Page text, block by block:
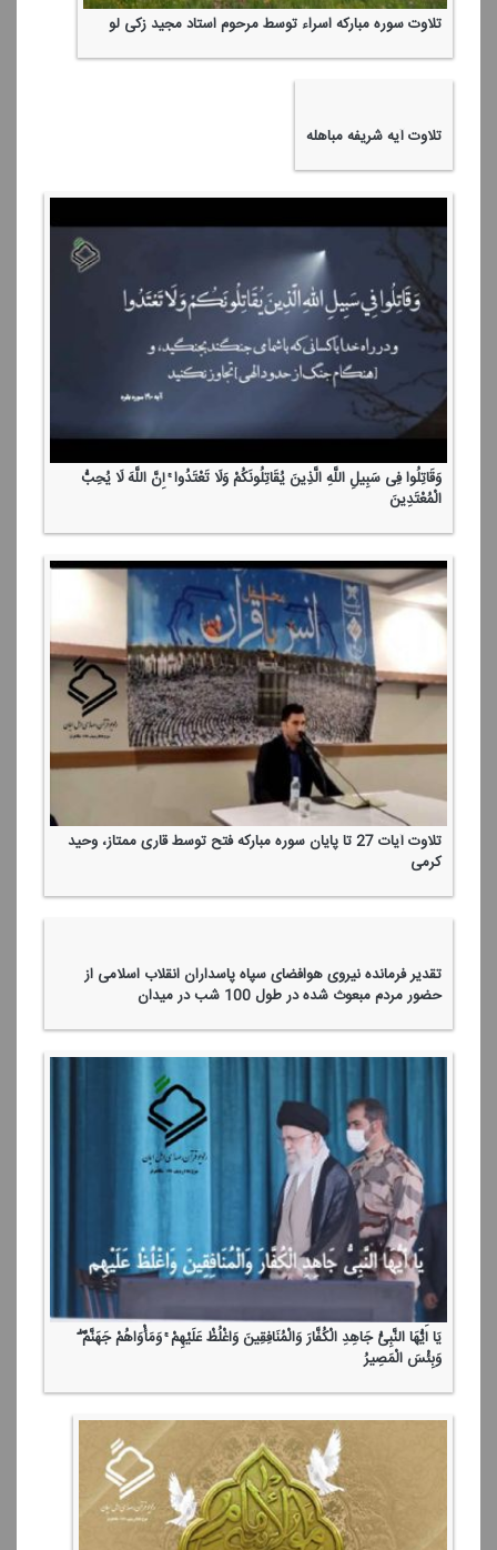
تلاوت سوره مباركه اسراء توسط مرحوم استاد مجید زكی لو
تلاوت آیه شریفه مباهله
وَقَاتِلُوا فِی سَبِیلِ اللَّهِ الَّذِینَ یُقَاتِلُونَكُمْ وَلَا تَعْتَدُوا ۚ إِنَّ اللَّهَ لَا یُحِبُّ
الْمُعْتَدِینَ
تلاوت آیات 27 تا پایان سوره مباركه فتح توسط قاری ممتاز، وحید
كرمی
تقدیر فرمانده نیروی هوافضای سپاه پاسداران انقلاب اسلامی از
حضور مردم مبعوث شده در طول 100 شب در میدان
یَا أَیُّهَا النَّبِیُّ جَاهِدِ الْكُفَّارَ وَالْمُنَافِقِینَ وَاغْلُظْ عَلَیْهِمْ ۚ وَمَأْوَاهُمْ جَهَنَّمُ ۖ
وَبِئْسَ الْمَصِیرُ